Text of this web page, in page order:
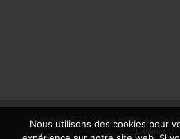
Copyright 2025 Voyage en Beauté | Tous
L'Agence I
Nous utilisons des cookies pour